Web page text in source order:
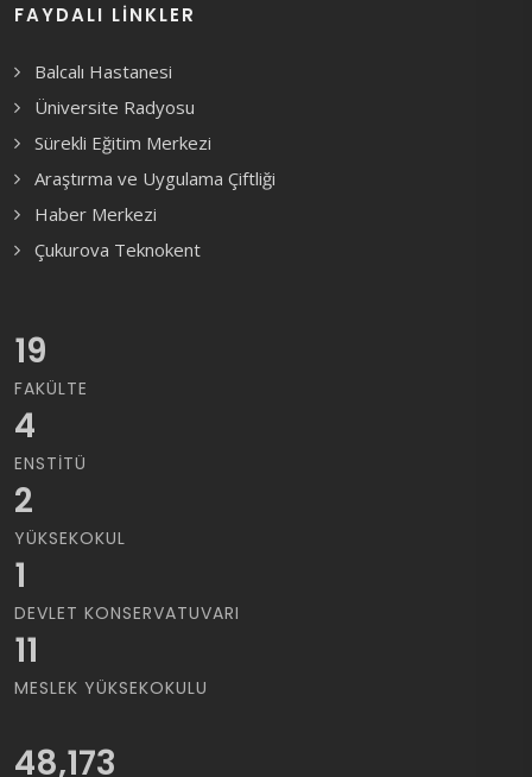
FAYDALI LINKLER
Balcalı Hastanesi
Üniversite Radyosu
Sürekli Eğitim Merkezi
Araştırma ve Uygulama Çiftliği
Haber Merkezi
Çukurova Teknokent
19
FAKÜLTE
4
ENSTITÜ
2
YÜKSEKOKUL
1
DEVLET KONSERVATUVARI
11
MESLEK YÜKSEKOKULU
48,173